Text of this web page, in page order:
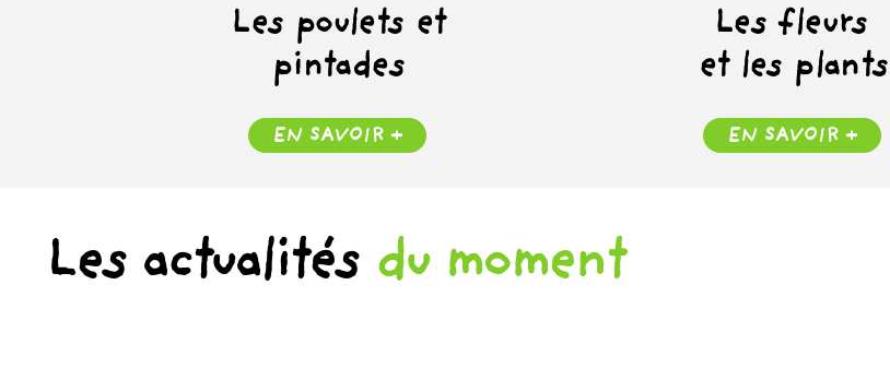
Les poulets et
pintades
EN SAVOIR +
Les fleurs
et les plants
EN SAVOIR +
Les actualités du moment